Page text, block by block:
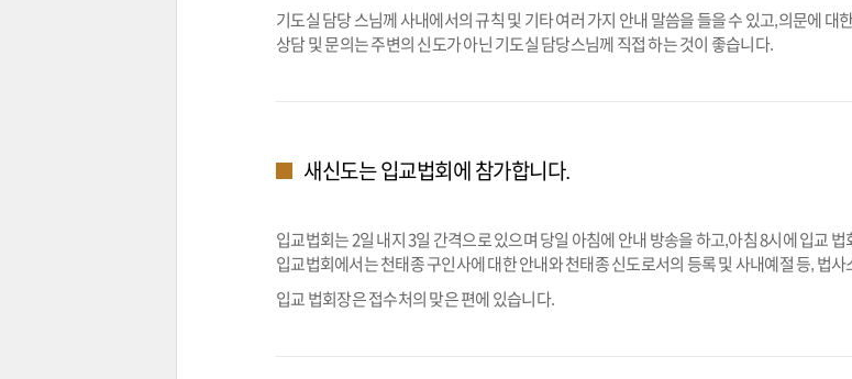
기도실 담당 스님께 사내에서의 규칙 및 기타 여러 가지 안내 말씀을 들을 수 있고,의문에 대
상담 및 문의는 주변의 신도가 아닌 기도실 담당스님께 직접 하는 것이 좋습니다.
새신도는 입교법회에 참가합니다.
입교법회는 2일 내지 3일 간격으로 있으며 당일 아침에 안내 방송을 하고,아침 8시에 입교
입교법회에서는 천태종 구인사에 대한 안내와 천태종 신도로서의 등록 및 사내예절 등, 법
입교 법회장은 접수처의 맞은 편에 있습니다.